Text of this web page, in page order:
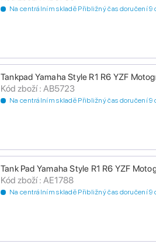
Na centrálním skladě Přibližný čas doručení 9
Tankpad Yamaha Style R1 R6 YZF
Kód zboží : AB5723
Na centrálním skladě Přibližný čas doručení 9
Tank Pad Yamaha Style R1 R6 YZF
Kód zboží : AE1788
Na centrálním skladě Přibližný čas doručení 9